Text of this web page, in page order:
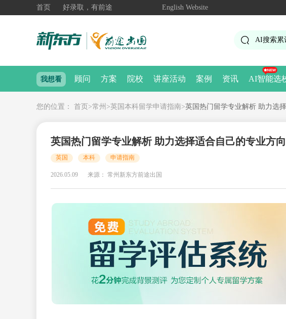
首页 好录取，有前途 English Website
AI搜索累
我想看 顾问 方案 院校 讲座活动 案例 资讯 AI智能选
您的位置： 首页 >常州 >英国本科留学申请指南>英国热门留学专业解析 助力选
英国热门留学专业解析 助力选择适合自己的专业方向
英国 本科 申请指南
2026.05.09 来源： 常州新东方前途出国